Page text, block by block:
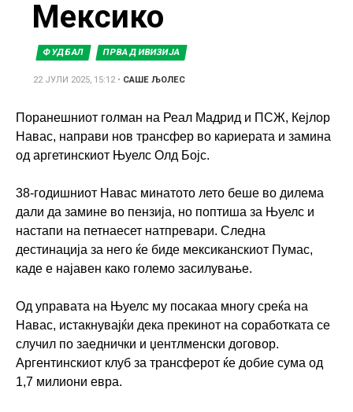
Мексико
ФУДБАЛ ПРВА ДИВИЗИЈА
22 ЈУЛИ 2025, 15:12• САШЕ ЉОЛЕС
Поранешниот голман на Реал Мадрид и ПСЖ, Кејлор
Навас, направи нов трансфер во кариерата и замина
од аргетинскиот Њуелс Олд Бојс.
38-годишниот Навас минатото лето беше во дилема
дали да замине во пензија, но поптиша за Њуелс и
настапи на петнаесет натпревари. Следна
дестинација за него ќе биде мексиканскиот Пумас,
каде е најавен како големо засилување.
Од управата на Њуелс му посакаа многу среќа на
Навас, истакнувајќи дека прекинот на соработката се
случил по заеднички и џентлменски договор.
Аргентинскиот клуб за трансферот ќе добие сума од
1,7 милиони евра.